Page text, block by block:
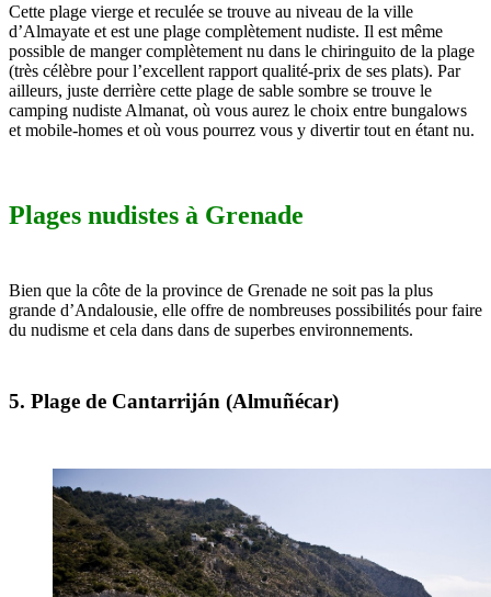
Cette plage vierge et reculée se trouve au niveau de la ville
d’Almayate et est une plage complètement nudiste. Il est même
possible de manger complètement nu dans le chiringuito de la plage
(très célèbre pour l’excellent rapport qualité-prix de ses plats). Par
ailleurs, juste derrière cette plage de sable sombre se trouve le
camping nudiste Almanat, où vous aurez le choix entre bungalows
et mobile-homes et où vous pourrez vous y divertir tout en étant nu.
Plages nudistes à Grenade
Bien que la côte de la province de Grenade ne soit pas la plus
grande d’Andalousie, elle offre de nombreuses possibilités pour faire
du nudisme et cela dans dans de superbes environnements.
5. Plage de Cantarriján (Almuñécar)